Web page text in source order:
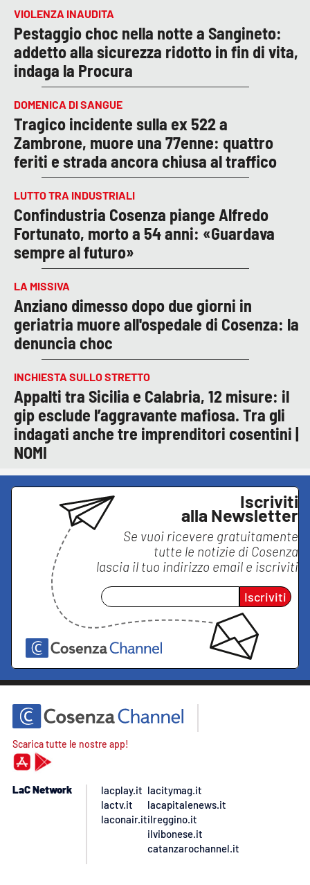
VIOLENZA INAUDITA
Pestaggio choc nella notte a Sangineto:
addetto alla sicurezza ridotto in fin di vita,
indaga la Procura
DOMENICA DI SANGUE
Tragico incidente sulla ex 522 a
Zambrone, muore una 77enne: quattro
feriti e strada ancora chiusa al traffico
LUTTO TRA INDUSTRIALI
Confindustria Cosenza piange Alfredo
Fortunato, morto a 54 anni: «Guardava
sempre al futuro»
LA MISSIVA
Anziano dimesso dopo due giorni in
geriatria muore all'ospedale di Cosenza: la
denuncia choc
INCHIESTA SULLO STRETTO
Appalti tra Sicilia e Calabria, 12 misure: il
gip esclude l’aggravante mafiosa. Tra gli
indagati anche tre imprenditori cosentini |
NOMI
Iscriviti
alla Newsletter
Se vuoi ricevere gratuitamente
tutte le notizie di Cosenza
lascia il tuo indirizzo email e iscriviti
Iscriviti
Scarica tutte le nostre app!
LaC Network
lacplay.it
lactv.it
laconair.it
lacitymag.it
lacapitalenews.it
ilreggino.it
ilvibonese.it
catanzarochannel.it